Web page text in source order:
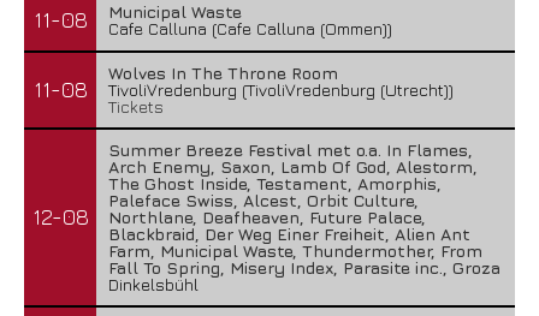
11-08
Municipal Waste
Cafe Calluna (Cafe Calluna (Ommen))
11-08
Wolves In The Throne Room
TivoliVredenburg (TivoliVredenburg (Utrecht))
Tickets
12-08
Summer Breeze Festival met o.a. In Flames,
Arch Enemy, Saxon, Lamb Of God, Alestorm,
The Ghost Inside, Testament, Amorphis,
Paleface Swiss, Alcest, Orbit Culture,
Northlane, Deafheaven, Future Palace,
Blackbraid, Der Weg Einer Freiheit, Alien Ant
Farm, Municipal Waste, Thundermother, From
Fall To Spring, Misery Index, Parasite inc., Groza
Dinkelsbühl